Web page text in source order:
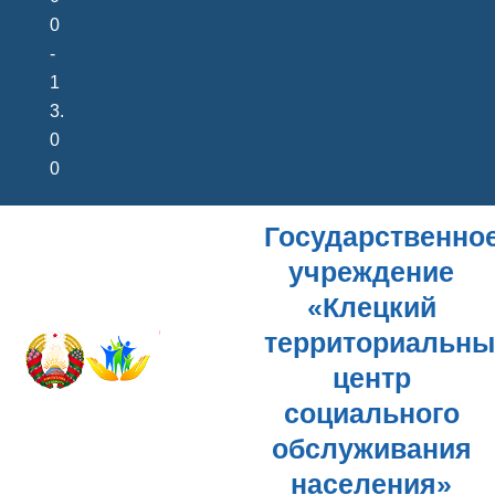
0
-
1
3.
0
0
учреждение
«Клецкий
центр
социального
обслуживания
населения»